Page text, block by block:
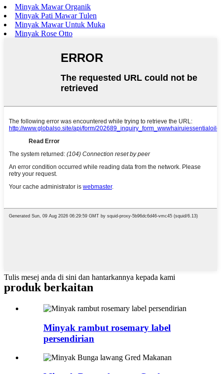
Minyak Mawar Organik
Minyak Pati Mawar Tulen
Minyak Mawar Untuk Muka
Minyak Rose Otto
Tulis mesej anda di sini dan hantarkannya kepada kami
produk berkaitan
Minyak rambut rosemary label
persendirian